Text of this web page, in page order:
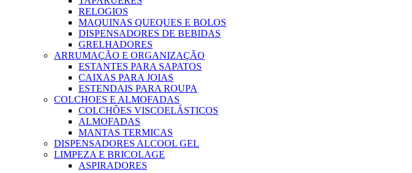
RELOGIOS
MAQUINAS QUEQUES E BOLOS
DISPENSADORES DE BEBIDAS
GRELHADORES
ARRUMAÇÃO E ORGANIZAÇÃO
ESTANTES PARA SAPATOS
CAIXAS PARA JOIAS
ESTENDAIS PARA ROUPA
COLCHOES E ALMOFADAS
COLCHÕES VISCOELÁSTICOS
ALMOFADAS
MANTAS TERMICAS
DISPENSADORES ALCOOL GEL
LIMPEZA E BRICOLAGE
ASPIRADORES